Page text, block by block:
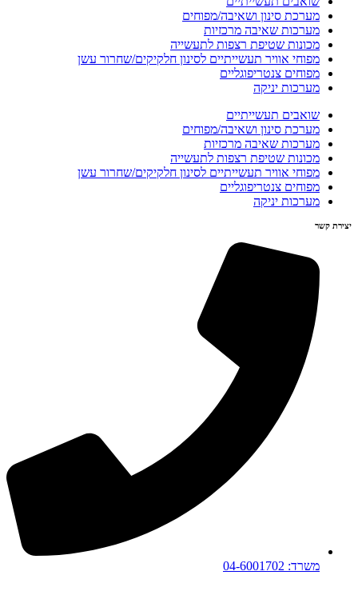
מערכת סינון ושאיבה/מפוחים
מערכות שאיבה מרכזיות
מכונות שטיפת רצפות לתעשייה
מפוחי אוויר תעשייתיים לסינון חלקיקים/שחרור עשן
מפוחים צנטריפוגליים
מערכות יניקה
שואבים תעשייתיים
מערכת סינון ושאיבה/מפוחים
מערכות שאיבה מרכזיות
מכונות שטיפת רצפות לתעשייה
מפוחי אוויר תעשייתיים לסינון חלקיקים/שחרור עשן
מפוחים צנטריפוגליים
מערכות יניקה
יצירת קשר
משרד: 04-6001702